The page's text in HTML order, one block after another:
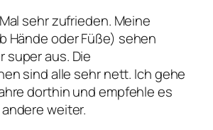
sehr zufrieden. Meine
Hände oder Füße) sehen
super aus. Die
sind alle sehr nett. Ich gehe
dorthin und empfehle es
weiter.